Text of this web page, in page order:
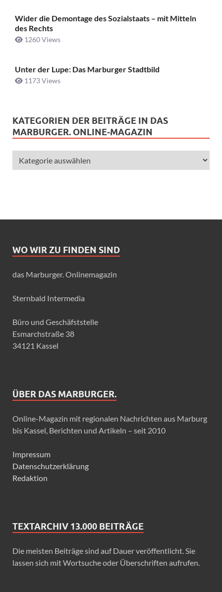
Wider die Demontage des Sozialstaats – mit Mitteln
des Rechts
1260 Views
Unter der Lupe: Das Marburger Stadtbild
1173 Views
KATEGORIEN DER BEITRÄGE IN DAS
MARBURGER. ONLINE-MAGAZIN
WO WIR ZU FINDEN SIND
das Marburger. Onlinemagazin
Sternbald Intermedia
Büro und Geschäfststelle
Esmarchstraße 38
34121 Kassel
ÜBER DAS MARBURGER.
Online-Magazin mit regionalen Nachrichten aus Marburg
bis Kassel, Berichten und Artikeln – seit 2010
Impressum
Datenschutzerklärung
Redaktion
TEXTARCHIV 13.000 BEITRÄGE
Die meisten Beiträge sind auf Dauer veröffentlicht. Sie
lassen sich mit Wortsuche oder Überschriften aufrufen.